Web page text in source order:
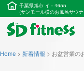
千葉県旭市 イ－4655
(サンモール横のお風呂サウ
Home > 新着情報 > お盆営業の